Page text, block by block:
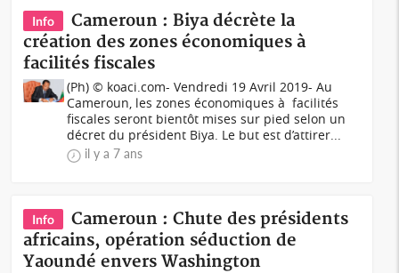
Info
Cameroun : Biya décrète la
création des zones économiques à
facilités fiscales
(Ph) © koaci.com- Vendredi 19 Avril 2019- Au
Cameroun, les zones économiques à facilités
fiscales seront bientôt mises sur pied selon un
décret du président Biya. Le but est d’attirer...
il y a 7 ans
Info
Cameroun : Chute des présidents
africains, opération séduction de
Yaoundé envers Washington